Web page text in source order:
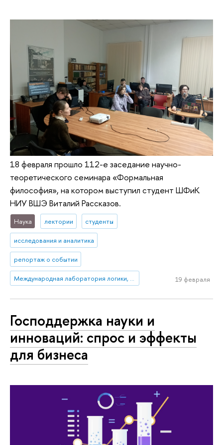
18 февраля прошло 112-е заседание научно-
теоретического семинара «Формальная
философия», на котором выступил студент ШФиК
НИУ ВШЭ Виталий Рассказов.
Наука лектории студенты
исследования и аналитика
репортаж о событии
19 февраля
Господдержка науки и
инноваций: спрос и эффекты
для бизнеса